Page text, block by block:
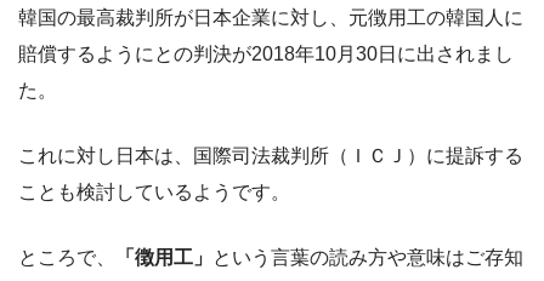
韓国の最高裁判所が日本企業に対し、元徴用工の韓国人に
賠償するようにとの判決が2018年10月30日に出されまし
た。
これに対し日本は、国際司法裁判所（ＩＣＪ）に提訴する
ことも検討しているようです。
ところで、 「徴用工」 という言葉の読み方や意味はご存知